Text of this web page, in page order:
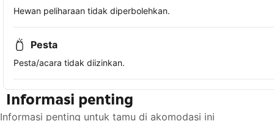
Hewan peliharaan tidak diperbolehkan.
Pesta
Pesta/acara tidak diizinkan.
Informasi penting
Informasi penting untuk tamu di akomodasi ini